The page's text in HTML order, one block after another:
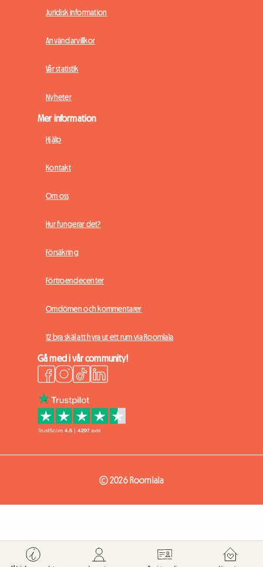
Juridisk information
Användarvillkor
Vår statistik
Nyheter
Mer information
Hjälp
Kontakt
Om oss
Hur fungerar det?
Försäkring
Förtroendecenter
Omdömen och kommentarer
12 bra skäl att hyra ut ett rum via Roomlala
Gå med i vår community!
© 2026 Roomlala